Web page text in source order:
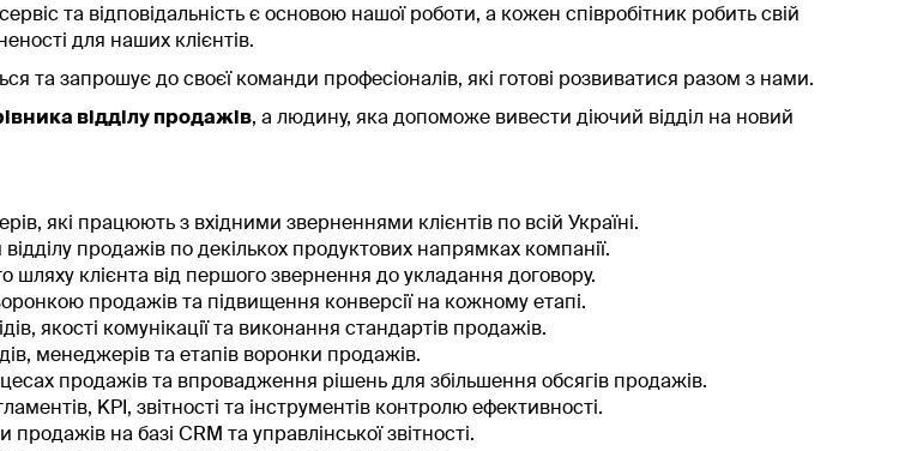
та відповідальність є основою нашої роботи, а кожен співробітник робить свій
для наших клієнтів.
та запрошує до своєї команди професіоналів, які готові розвиватися разом з нами.
відділу продажів, а людину, яка допоможе вивести діючий відділ на новий
які працюють з вхідними зверненнями клієнтів по всій Україні.
продажів по декількох продуктових напрямках компанії.
шляху клієнта від першого звернення до укладання договору.
продажів та підвищення конверсії на кожному етапі.
якості комунікації та виконання стандартів продажів.
менеджерів та етапів воронки продажів.
продажів та впровадження рішень для збільшення обсягів продажів.
KPI, звітності та інструментів контролю ефективності.
на базі CRM та управлінської звітності.